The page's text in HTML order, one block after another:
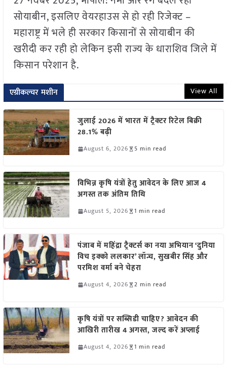
सोयाबीन, इसलिए वेयरहाउस से हो रही रिजेक्ट –
महाराष्ट्र में भले ही सरकार किसानों से सोयाबीन की
खरीदी कर रही हो लेकिन इसी राज्य के धाराशिव जिले में
किसान परेशान है.
एग्रीकल्चर मशीन View All
जुलाई 2026 में भारत में ट्रैक्टर रिटेल बिक्री
28.1% बढ़ी
August 6, 2026 5 min read
विभिन्न कृषि यंत्रों हेतु आवेदन के लिए आज 4
अगस्त तक अंतिम तिथि
August 5, 2026 1 min read
पंजाब में महिंद्रा ट्रैक्टर्स का नया अभियान ‘दुनिया
विच इक्को ललकार’ लॉन्च, सुखबीर सिंह और
परमिश वर्मा बने चेहरा
August 4, 2026 2 min read
कृषि यंत्रों पर सब्सिडी चाहिए? आवेदन की
आखिरी तारीख 4 अगस्त, जल्द करें अप्लाई
August 4, 2026 1 min read